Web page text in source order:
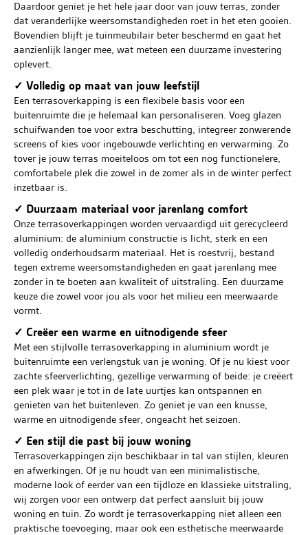
Daardoor geniet je het hele jaar door van jouw terras, zonder
dat veranderlijke weersomstandigheden roet in het eten gooien.
Bovendien blijft je tuinmeubilair beter beschermd en gaat het
aanzienlijk langer mee, wat meteen een duurzame investering
oplevert.
✓ Volledig op maat van jouw leefstijl
Een terrasoverkapping is een flexibele basis voor een
buitenruimte die je helemaal kan personaliseren. Voeg glazen
schuifwanden toe voor extra beschutting, integreer zonwerende
screens of kies voor ingebouwde verlichting en verwarming. Zo
tover je jouw terras moeiteloos om tot een nog functionelere,
comfortabele plek die zowel in de zomer als in de winter perfect
inzetbaar is.
✓ Duurzaam materiaal voor jarenlang comfort
Onze terrasoverkappingen worden vervaardigd uit gerecycleerd
aluminium: de aluminium constructie is licht, sterk en een
volledig onderhoudsarm materiaal. Het is roestvrij, bestand
tegen extreme weersomstandigheden en gaat jarenlang mee
zonder in te boeten aan kwaliteit of uitstraling. Een duurzame
keuze die zowel voor jou als voor het milieu een meerwaarde
vormt.
✓ Creëer een warme en uitnodigende sfeer
Met een stijlvolle terrasoverkapping in aluminium wordt je
buitenruimte een verlengstuk van je woning. Of je nu kiest voor
zachte sfeerverlichting, gezellige verwarming of beide: je creëert
een plek waar je tot in de late uurtjes kan ontspannen en
genieten van het buitenleven. Zo geniet je van een knusse,
warme en uitnodigende sfeer, ongeacht het seizoen.
✓ Een stijl die past bij jouw woning
Terrasoverkappingen zijn beschikbaar in tal van stijlen, kleuren
en afwerkingen. Of je nu houdt van een minimalistische,
moderne look of eerder van een tijdloze en klassieke uitstraling,
wij zorgen voor een ontwerp dat perfect aansluit bij jouw
woning en tuin. Zo wordt je terrasoverkapping niet alleen een
praktische toevoeging, maar ook een esthetische meerwaarde